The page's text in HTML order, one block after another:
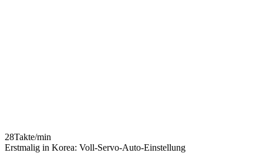
28Takte/min
Erstmalig in Korea: Voll-Servo-Auto-Einstellung